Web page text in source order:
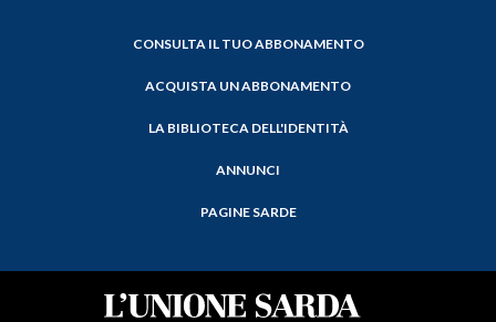
CONSULTA IL TUO ABBONAMENTO
ACQUISTA UN ABBONAMENTO
LA BIBLIOTECA DELL'IDENTITÀ
ANNUNCI
PAGINE SARDE